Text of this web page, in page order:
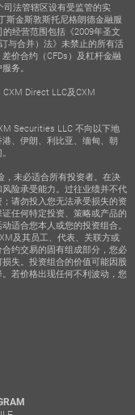
司法管辖区设有受监管的实
斯金斯敦斯托尼格朗德金融服
经营范围包括《2009年圣文
与合并）法》未禁止的所有活
价合约（CFDs）及杠杆金融
务。
Direct LLC及CXM
Securities LLC 不向以下地
、伊朗、利比亚、缅甸、朝
，未必适合所有投资者。在决
险承受能力。过往业绩并不代
请勿投入您无法承受损失的资
任何特定投资、策略或产品的
适合您本人或您的投资组合。
及其员工、代表、关联方或
约交易的固有组成部分，您必
失。投资组合的价值可能因股
若价格出现任何不利波动，您